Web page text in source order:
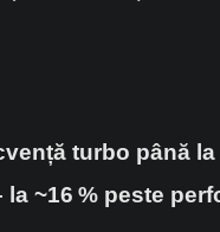
turbo până la
la ~16 % peste